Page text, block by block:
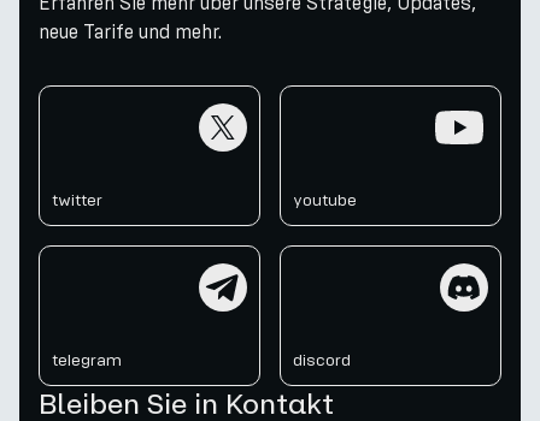
neue Tarife und mehr.
twitter youtube
telegram discord
Bleiben Sie in Kontakt